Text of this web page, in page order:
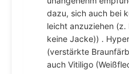
dazu, sich auch bei
leicht anzuziehen (z.
keine Jacke)) .
(verstärkte
auch Vitiligo